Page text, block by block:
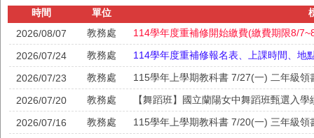
時間 單位
2026/08/07
教務處 114學年度重補修開始繳費(繳費期限8/
2026/07/24 教務處 114學年度重補修報名表、上課時間、地
2026/07/23 教務處 115學年上學期教科書 7/27(一) 二年級領
2026/07/20 教務處 【舞蹈班】國立蘭陽女中舞蹈班甄選入學
2026/07/16 教務處 115學年上學期教科書 7/20(一) 三年級領